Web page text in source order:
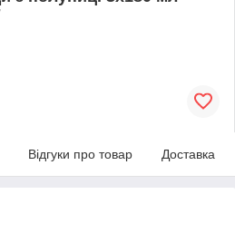
Відгуки про товар Доставка